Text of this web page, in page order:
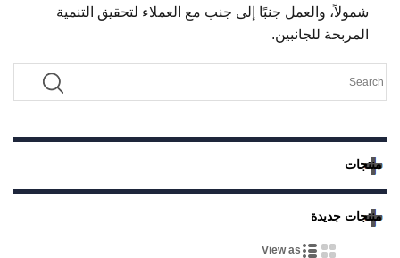
شمولاً، والعمل جنبًا إلى جنب مع العملاء لتحقيق التنمية
المربحة للجانبين.
منتجات
منتجات جديدة
View as